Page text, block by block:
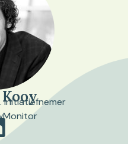
Initiatiefnemer